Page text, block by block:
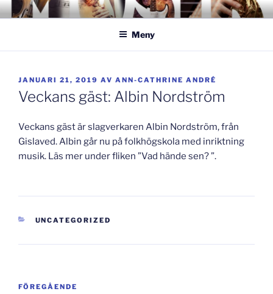
Hoppa
till
GISLAVEDMUSIKESTET
– här formas framtiden!
Meny
PUBLICERAT
JANUARI 21, 2019 AV ANN-CATHRINE ANDRÉ
Veckans gäst: Albin Nordström
Veckans gäst är slagverkaren Albin Nordström, från
Gislaved. Albin går nu på folkhögskola med inriktning
musik. Läs mer under fliken ”Vad hände sen? ”.
KATEGORIER
UNCATEGORIZED
Inläggsnavigering
Föregående
FÖREGÅENDE